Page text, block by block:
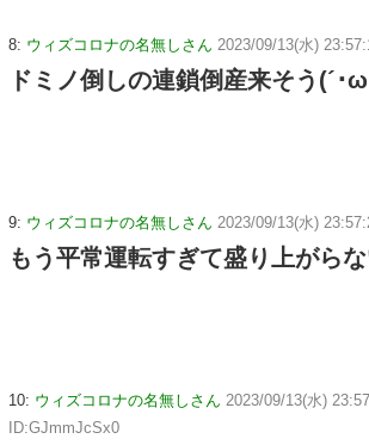
8: ウィズコロナの名無しさん 2023/09/13(水)
ドミノ倒しの連鎖倒産来そう(´･
9: ウィズコロナの名無しさん 2023/09/13(水)
もう平常運転すぎて盛り上がら
10: ウィズコロナの名無しさん 2023/09/13(水)
ID:GJmmJcSx0